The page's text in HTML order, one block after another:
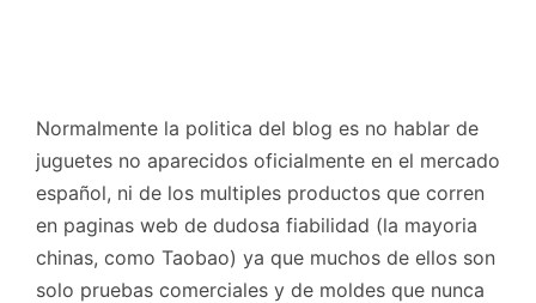
Normalmente la politica del blog es no hablar de
juguetes no aparecidos oficialmente en el mercado
español, ni de los multiples productos que corren
en paginas web de dudosa fiabilidad (la mayoria
chinas, como Taobao) ya que muchos de ellos son
solo pruebas comerciales y de moldes que nunca